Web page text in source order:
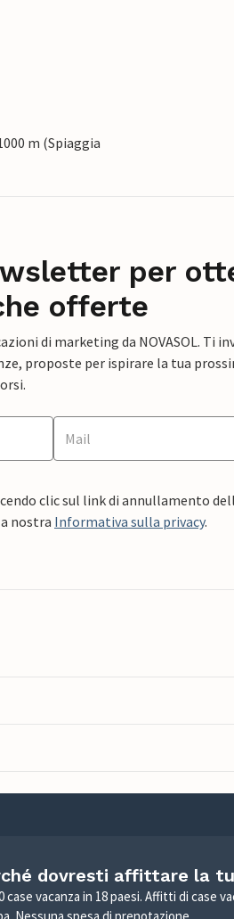
m (Spiaggia
per
offerte
di marketing da NOVASOL. Ti
proposte per ispirare la tua
clic sul link di annullamento
nostra Informativa sulla privacy.
dovresti affittare la
case vacanza in 18 paesi. Affitti di case